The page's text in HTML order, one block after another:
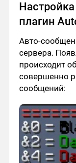
плагин
Авто-
сервера.
происходит
совершенно
сообщений: